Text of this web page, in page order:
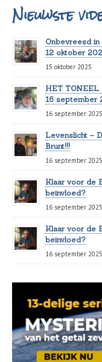
Nieuwste
Onbevreesd
12 oktober
15 oktober 2025
HET TONEEL
16 september
16 september 2025
Levenslicht –
Brunt!!!
16 september 2025
Klaar voor de
beïnvloed?
16 september 2025
Klaar voor de
beïnvloed?
16 september 2025